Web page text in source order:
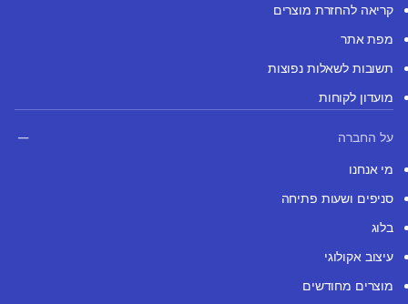
קריאה להחזרת מוצרים
מפת אתר
תשובות לשאלות נפוצות
מועדון לקוחות
על החברה
מי אנחנו
סניפים ושעות פתיחה
בלוג
עיצוב אקולוגי
מוצרים מחודשים